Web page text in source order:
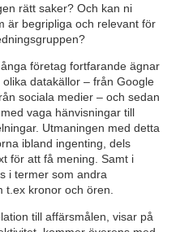
rätt saker? Och kan ni
är begripliga och relevant för
företag fortfarande ägnar
datakällor – från Google
sociala medier – och sedan
vaga hänvisningar till
Utmaningen med detta
ibland ingenting, dels
för att få mening. Samt i
i termer som andra
kronor och ören.
till affärsmålen, visar på